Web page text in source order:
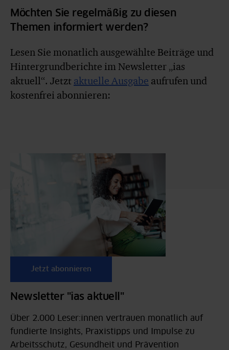
Möchten Sie regelmäßig zu diesen
Themen informiert werden?
Lesen Sie monatlich ausgewählte Beiträge und
Hintergrundberichte im Newsletter „ias
aktuell“. Jetzt aktuelle Ausgabe aufrufen und
kostenfrei abonnieren:
Jetzt abonnieren
Newsletter "ias aktuell"
Über 2.000 Leser:innen vertrauen monatlich auf
fundierte Insights, Praxistipps und Impulse zu
Arbeitsschutz, Gesundheit und Prävention